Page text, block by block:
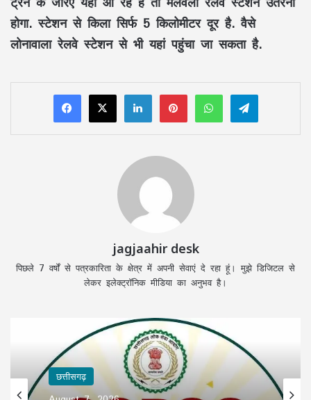
होगा. स्टेशन से किला सिर्फ 5 किलोमीटर दूर है. वैसे
लोनावाला रेलवे स्टेशन से भी यहां पहुंचा जा सकता है.
LinkedInPinterestWhatsAppTelegram
jagjaahir desk
पिछले 7 वर्षों से पत्रकारिता के क्षेत्र में अपनी सेवाएं दे रहा हूं। मुझे डिजिटल से
लेकर इलेक्ट्रॉनिक मीडिया का अनुभव है।
छत्तीसगढ़